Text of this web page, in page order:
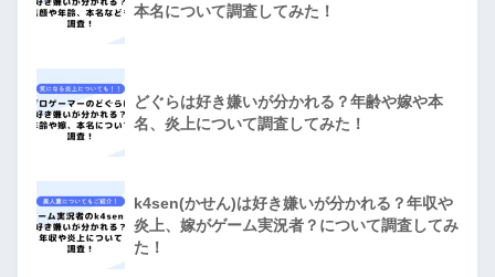
本名について調査してみた！
どぐらは好き嫌いが分かれる？年齢や嫁や本
名、炎上について調査してみた！
k4sen(かせん)は好き嫌いが分かれる？年収や
炎上、嫁がゲーム実況者？について調査してみ
た！